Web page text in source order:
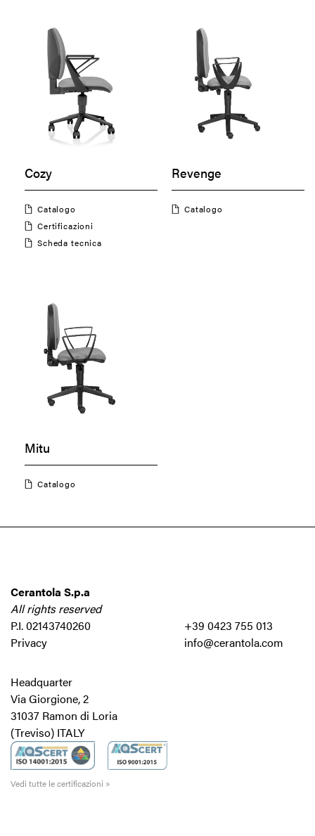
Cozy
Catalogo
Certificazioni
Scheda tecnica
Revenge
Catalogo
Mitu
Catalogo
Cerantola S.p.a
All rights reserved
P.I. 02143740260
Privacy
+39 0423 755 013
info@cerantola.com
Headquarter
Via Giorgione, 2
31037 Ramon di Loria
(Treviso) ITALY
Vedi tutte le certificazioni »